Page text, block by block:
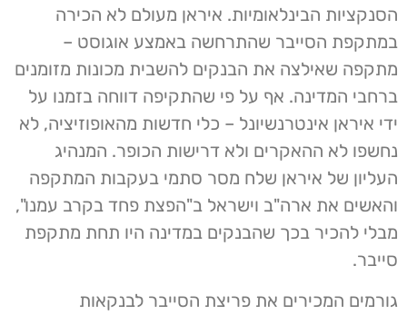
הסנקציות הבינלאומיות. איראן מעולם לא הכירה
במתקפת הסייבר שהתרחשה באמצע אוגוסט –
מתקפה שאילצה את הבנקים להשבית מכונות מזומנים
ברחבי המדינה. אף על פי שהתקיפה דווחה בזמנו על
ידי איראן אינטרנשיונל – כלי חדשות מהאופוזיציה, לא
נחשפו לא ההאקרים ולא דרישות הכופר. המנהיג
העליון של איראן שלח מסר סתמי בעקבות המתקפה
והאשים את ארה"ב וישראל ב"הפצת פחד בקרב עמנו",
מבלי להכיר בכך שהבנקים במדינה היו תחת מתקפת
סייבר.
גורמים המכירים את פריצת הסייבר לבנקאות